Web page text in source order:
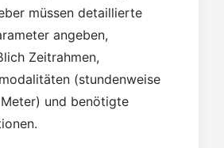
müssen detaillierte
angeben,
Zeitrahmen,
(stundenweise
und benötigte